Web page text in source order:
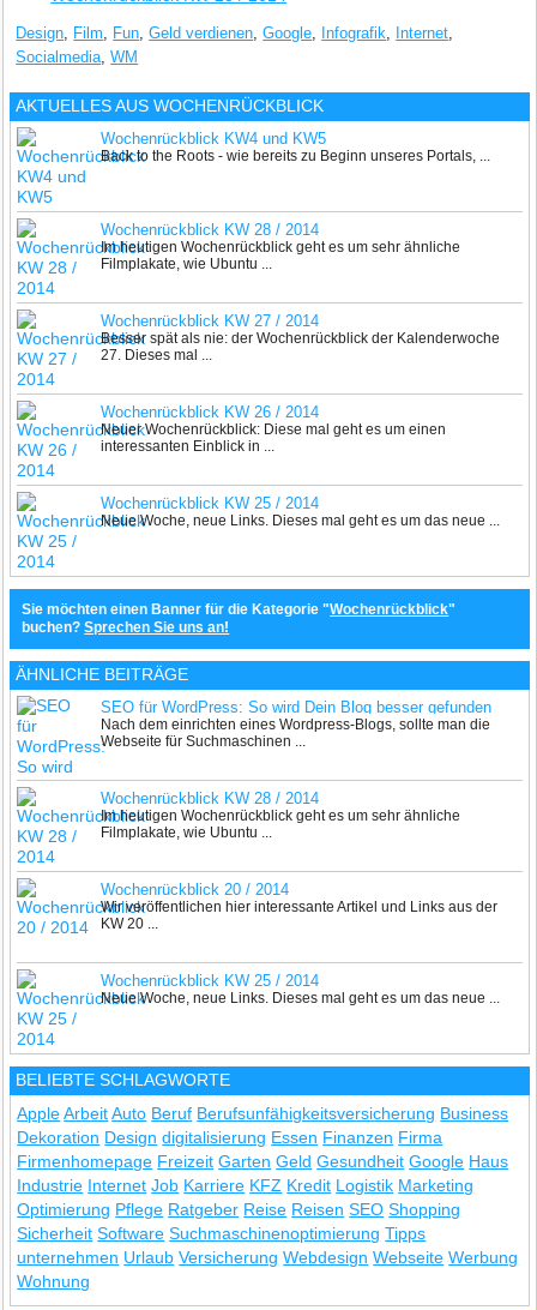
Design, Film, Fun,Geld verdienen,Google, Infografik, Internet,
Socialmedia,WM
AKTUELLES AUSWOCHENRÜCKBLICK
Wochenrückblick KW4 und KW5
Back to the Roots - wie bereits zu Beginn unseres Portals, ...
Wochenrückblick KW 28 / 2014
Im heutigen Wochenrückblick geht es um sehr ähnliche
Filmplakate, wie Ubuntu ...
Wochenrückblick KW 27 / 2014
Besser spät als nie: der Wochenrückblick der Kalenderwoche
27. Dieses mal ...
Wochenrückblick KW 26 / 2014
Neuer Wochenrückblick: Diese mal geht es um einen
interessanten Einblick in ...
Wochenrückblick KW 25 / 2014
Neue Woche, neue Links. Dieses mal geht es um das neue ...
Sie möchten einen Banner für die Kategorie "Wochenrückblick"
buchen?Sprechen Sie uns an!
ÄHNLICHE BEITRÄGE
SEO für WordPress: So wird Dein Blog besser gefunden
Nach dem einrichten eines Wordpress-Blogs, sollte man die
Webseite für Suchmaschinen ...
Wochenrückblick KW 28 / 2014
Im heutigen Wochenrückblick geht es um sehr ähnliche
Filmplakate, wie Ubuntu ...
Wochenrückblick 20 / 2014
Wir veröffentlichen hier interessante Artikel und Links aus der
KW 20 ...
Wochenrückblick KW 25 / 2014
Neue Woche, neue Links. Dieses mal geht es um das neue ...
BELIEBTE SCHLAGWORTE
Apple Arbeit Auto Beruf Berufsunfähigkeitsversicherung Business
Dekoration Design digitalisierung Essen Finanzen Firma
Firmenhomepage Freizeit Garten Geld Gesundheit Google Haus
Industrie Internet Job Karriere KFZ Kredit Logistik Marketing
Optimierung Pflege Ratgeber Reise Reisen SEO Shopping
Sicherheit Software Suchmaschinenoptimierung Tipps
unternehmen Urlaub Versicherung Webdesign Webseite Werbung
Wohnung